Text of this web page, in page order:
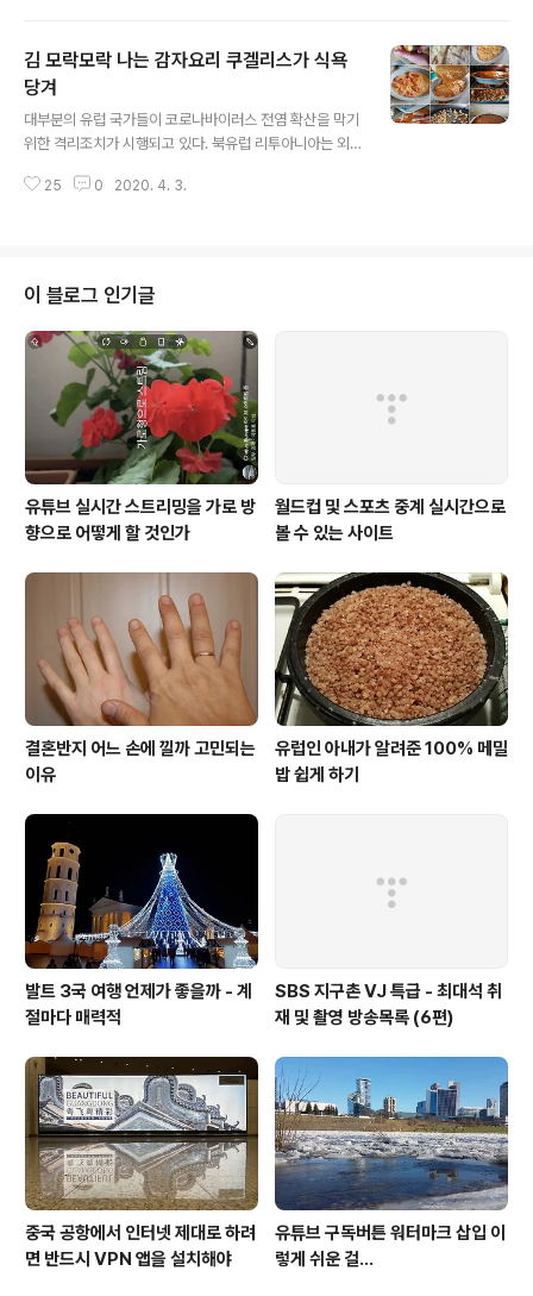
5,233명이고 하루 사망자 수가 이날 세계에서 가장 많은
1,120명이다. 총 확진자가 64,338명이다. 코로나바이러
스 확산을 막기 위해 휴교령에 이어서 전국민 이동제한령
까지 내려졌다. 학교가 닫히자 학생들은 온라인으로 수업
에 참가하고 있다. * 코로나19로 치러질지가 불투명한 고
등학교졸업시험을 앞두고 있는 요가일래 4월 3일(금요일)
김 모락모락 나는 감자요리 쿠겔리스가 식욕
당겨
대부분의 유럽 국가들이 코로나바이러스 전염 확산을 막기
위한 격리조치가 시행되고 있다. 북유럽 리투아니아는 외
제하고 집에 머무르고 있다. 약국과 식품점을 제외한 모든
권장되어 온가족이 하루 종일 집에 같이 있는다. 자연스럽
게 가족이 함께 준비해서 집밥을 먹는 일이 더 잦아졌다. 가
족이 다 모였을 때 리투아니아 사람들이 자주 해 먹는 음식
이 하나 있다. 바로 감자요리 쿠겔리스(kungelis)다. 요리
법은 간단하다. 물론 집집마다 조금씩 다를 수 있다. 보통
재료는 다음과 같다.감자돼지고..
25 0 2020. 4. 3.
이 블로그 인기글
유튜브 실시간 스트리밍을 가로 방
향으로 어떻게 할 것인가
월드컵 및 스포츠 중계 실시간으로
볼 수 있는 사이트
결혼반지 어느 손에 낄까 고민되는
이유
유럽인 아내가 알려준 100% 메밀
밥 쉽게 하기
발트 3국 여행 언제가 좋을까 - 계
절마다 매력적
SBS 지구촌 VJ 특급 - 최대석 취
재 및 촬영 방송목록 (6편)
중국 공항에서 인터넷 제대로 하려
면 반드시 VPN 앱을 설치해야
유튜브 구독버튼 워터마크 삽입 이
렇게 쉬운 걸...